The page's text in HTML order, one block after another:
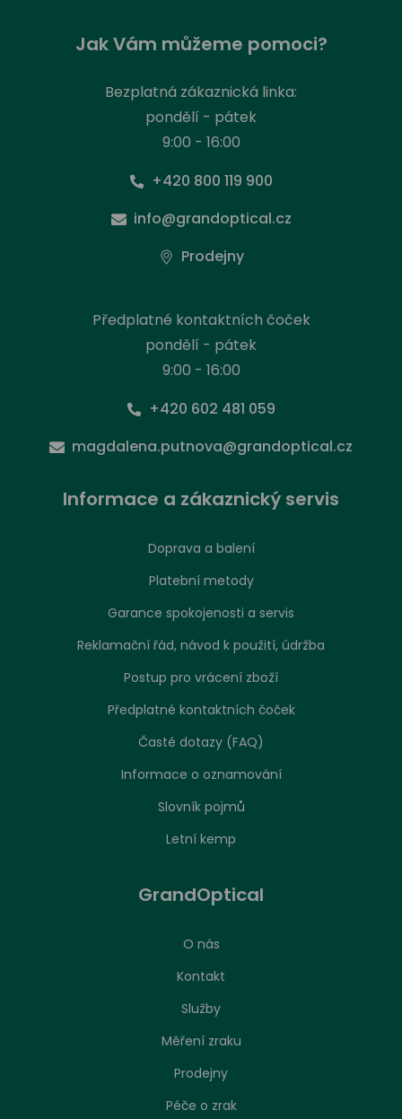
Jak Vám můžeme pomoci?
Bezplatná zákaznická linka:
pondělí - pátek
9:00 - 16:00
+420 800 119 900
info@grandoptical.cz
Prodejny
Předplatné kontaktních čoček
pondělí - pátek
9:00 - 16:00
+420 602 481 059
magdalena.putnova@grandoptical.cz
Informace a zákaznický servis
Doprava a balení
Platební metody
Garance spokojenosti a servis
Reklamační řád, návod k použití, údržba
Postup pro vrácení zboží
Předplatné kontaktních čoček
Časté dotazy (FAQ)
Informace o oznamování
Slovník pojmů
Letní kemp
GrandOptical
O nás
Kontakt
Služby
Měření zraku
Prodejny
Péče o zrak